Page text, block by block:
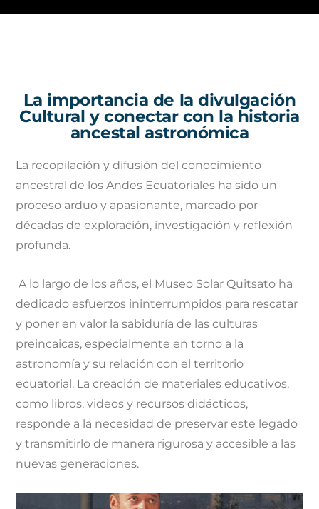
La importancia de la divulgación
Cultural y conectar con la historia
ancestal astronómica
La recopilación y difusión del conocimiento
ancestral de los Andes Ecuatoriales ha sido un
proceso arduo y apasionante, marcado por
décadas de exploración, investigación y reflexión
profunda.
A lo largo de los años, el Museo Solar Quitsato ha
dedicado esfuerzos ininterrumpidos para rescatar
y poner en valor la sabiduría de las culturas
preincaicas, especialmente en torno a la
astronomía y su relación con el territorio
ecuatorial. La creación de materiales educativos,
como libros, videos y recursos didácticos,
responde a la necesidad de preservar este legado
y transmitirlo de manera rigurosa y accesible a las
nuevas generaciones.